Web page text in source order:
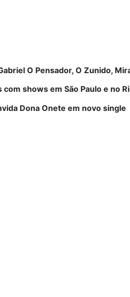
O Pensador, O Zunido,
shows em São Paulo e no
Dona Onete em novo single